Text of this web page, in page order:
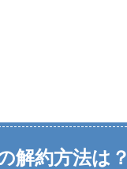
解約方法は？